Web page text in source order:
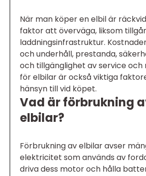
När man köper en elbil är
faktor att överväga, liksom
laddningsinfrastruktur.
och underhåll, prestanda,
och tillgänglighet av service
för elbilar är också viktiga
hänsyn till vid köpet.
Vad är förbrukning
elbilar?
Förbrukning av elbilar avser
elektricitet som används av
driva dess motor och hålla